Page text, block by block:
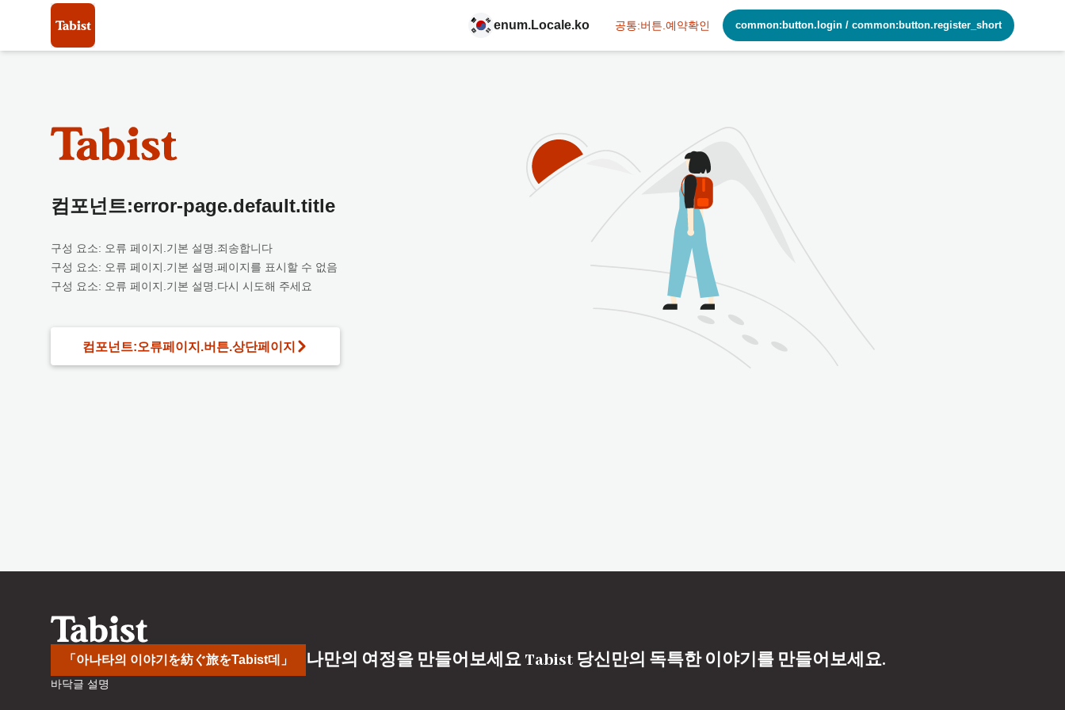
enum.Locale.ko 공통:버튼.예약확인 common:button.login / common:button.register_short
컴포넌트:error-page.default.title
구성 요소: 오류 페이지.기본 설명.죄송합니다
구성 요소: 오류 페이지.기본 설명.페이지를 표시할 수 없음
구성 요소: 오류 페이지.기본 설명.다시 시도해 주세요
컴포넌트:오류페이지.버튼.상단페이지
「아나타의 이야기を紡ぐ旅をTabist데」 나만의 여정을 만들어보세요 Tabist 당신만의 독특한 이야기를 만들어보세요.
바닥글 설명